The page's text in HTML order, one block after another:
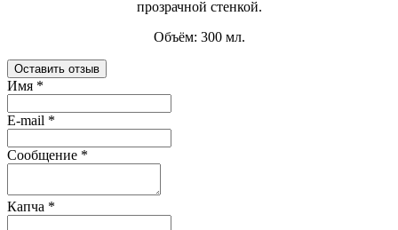
прозрачной стенкой.
Объём: 300 мл.
Оставить отзыв
Имя *
E-mail *
Сообщение *
Капча *